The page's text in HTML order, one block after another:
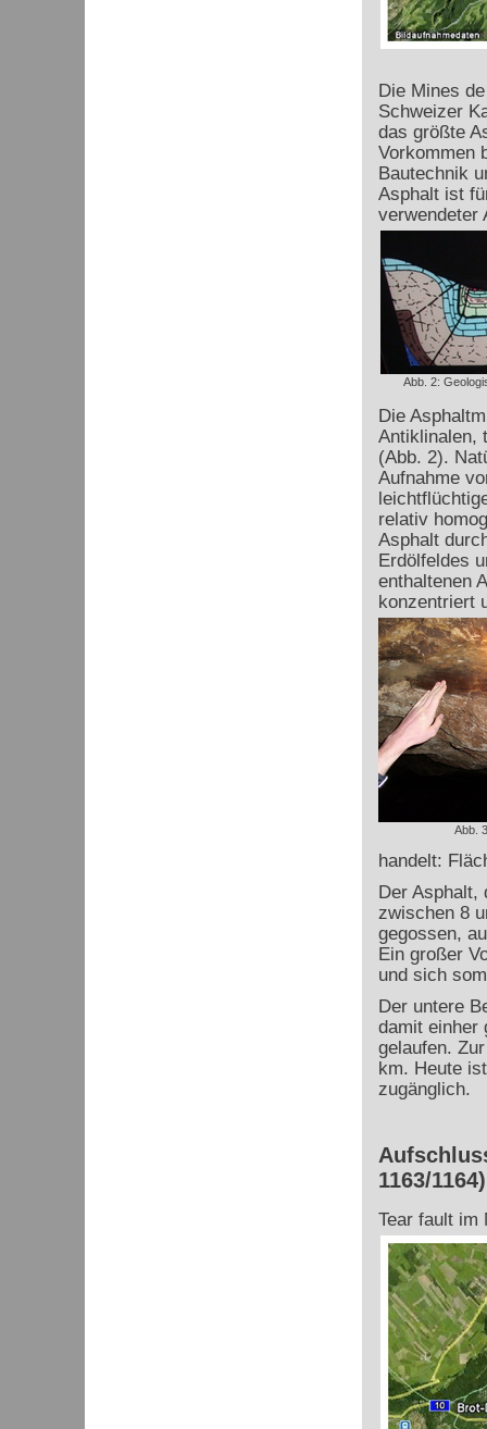
Die Mines
Schweizer
das größte
Vorkommen
Bautechnik
Asphalt ist
verwendeter
Abb. 2:
Die
Antiklinalen,
(Abb. 2).
Aufnahme
relativ
Asphalt
Erdölfeldes
enthaltenen
konzentriert
Abb.
handelt:
Der Asphalt,
zwischen 8
gegossen,
Ein großer
und sich
Der untere
damit einher
gelaufen.
km. Heute
zugänglich.
1163/1164)
Tear fault